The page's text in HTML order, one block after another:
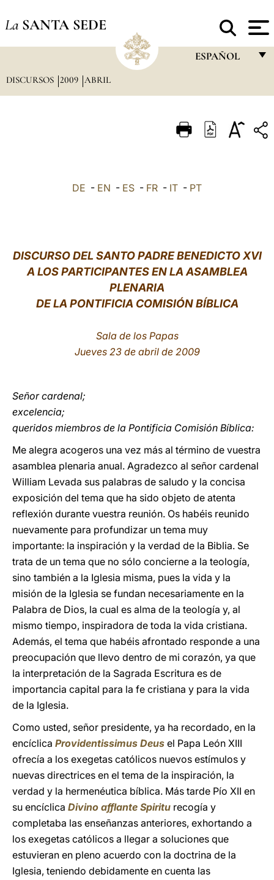
La SANTA SEDE
ESPAÑOL
ITALIANO
中文
LATINE
DISCURSOS 2009 ABRIL
DE - EN - ES - FR - IT - PT
DISCURSO DEL SANTO PADRE BENEDICTO XVI
A LOS PARTICIPANTES EN LA ASAMBLEA
PLENARIA
DE LA PONTIFICIA COMISIÓN BÍBLICA
Sala de los Papas
Jueves 23 de abril de 2009
Señor cardenal;
excelencia;
queridos miembros de la Pontificia Comisión Bíblica:
Me alegra acogeros una vez más al término de vuestra
asamblea plenaria anual. Agradezco al señor cardenal
William Levada sus palabras de saludo y la concisa
exposición del tema que ha sido objeto de atenta
reflexión durante vuestra reunión. Os habéis reunido
nuevamente para profundizar un tema muy
importante: la inspiración y la verdad de la Biblia. Se
trata de un tema que no sólo concierne a la teología,
sino también a la Iglesia misma, pues la vida y la
misión de la Iglesia se fundan necesariamente en la
Palabra de Dios, la cual es alma de la teología y, al
mismo tiempo, inspiradora de toda la vida cristiana.
Además, el tema que habéis afrontado responde a una
preocupación que llevo dentro de mi corazón, ya que
la interpretación de la Sagrada Escritura es de
importancia capital para la fe cristiana y para la vida
de la Iglesia.
Como usted, señor presidente, ya ha recordado, en la
encíclica Providentissimus Deus el Papa León XIII
ofrecía a los exegetas católicos nuevos estímulos y
nuevas directrices en el tema de la inspiración, la
verdad y la hermenéutica bíblica. Más tarde Pío XII en
su encíclica Divino afflante Spiritu recogía y
completaba las enseñanzas anteriores, exhortando a
los exegetas católicos a llegar a soluciones que
estuvieran en pleno acuerdo con la doctrina de la
Iglesia, teniendo debidamente en cuenta las